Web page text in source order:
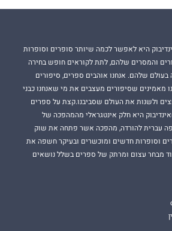
זכה להצלחה רבה וכיכב ברשימות רבי
היא לאפשר לכמה שיותר סופרים וסופרות
והמסרים שלהם, לתת לקוראים חופש בחירה
שלהם. אנחנו אוהבים ספרים, סיפורים
מאמינים שסיפורים מעצבים את מי שאנחנו כבני
ולשנות את העולם שסביבנו.קצת על ספרים
היא חלק אינטגראלי מהמהפכה של
עברית להורדה, מהפכה אשר פתחה את שוק
וסופרות חדשים ומוכשרים ובעיקר חשפה את
מבחר עצום ומרתק של ספרים בשלל נושאים